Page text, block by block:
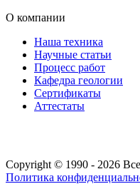
О компании
Наша техника
Научные статьи
Процесс работ
Кафедра геологии
Сертификаты
Аттестаты
Copyright © 1990 - 2026
Политика